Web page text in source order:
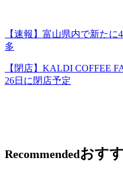
【速報】富山県内で新た
多
【閉店】KALDI COFFEE
26日に閉店予定
Recommendedおす